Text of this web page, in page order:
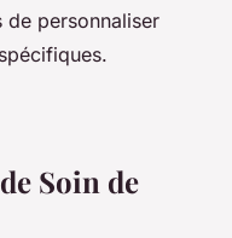
de personnaliser
Soin de